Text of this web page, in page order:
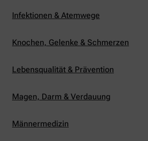
Infektionen & Atemwege
Knochen, Gelenke & Schmerzen
Lebensqualität & Prävention
Magen, Darm & Verdauung
Männermedizin